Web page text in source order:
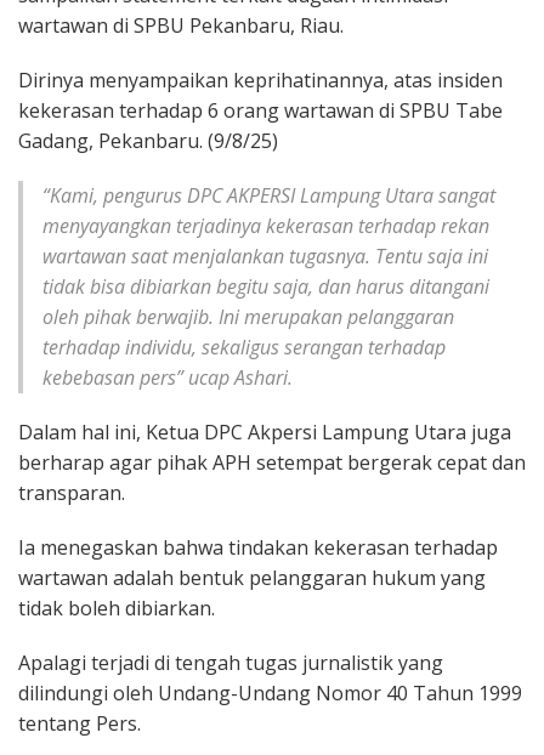
wartawan di SPBU Pekanbaru, Riau.
Dirinya menyampaikan keprihatinannya, atas insiden
kekerasan terhadap 6 orang wartawan di SPBU Tabe
Gadang, Pekanbaru. (9/8/25)
“Kami, pengurus DPC AKPERSI Lampung Utara sangat
menyayangkan terjadinya kekerasan terhadap rekan
wartawan saat menjalankan tugasnya. Tentu saja ini
tidak bisa dibiarkan begitu saja, dan harus ditangani
oleh pihak berwajib. Ini merupakan pelanggaran
terhadap individu, sekaligus serangan terhadap
kebebasan pers” ucap Ashari.
Dalam hal ini, Ketua DPC Akpersi Lampung Utara juga
berharap agar pihak APH setempat bergerak cepat dan
transparan.
Ia menegaskan bahwa tindakan kekerasan terhadap
wartawan adalah bentuk pelanggaran hukum yang
tidak boleh dibiarkan.
Apalagi terjadi di tengah tugas jurnalistik yang
dilindungi oleh Undang-Undang Nomor 40 Tahun 1999
tentang Pers.